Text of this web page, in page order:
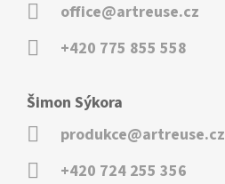
office@artreuse.cz
+420 775 855 558
Šimon Sýkora
produkce@artreuse.cz
+420 724 255 356